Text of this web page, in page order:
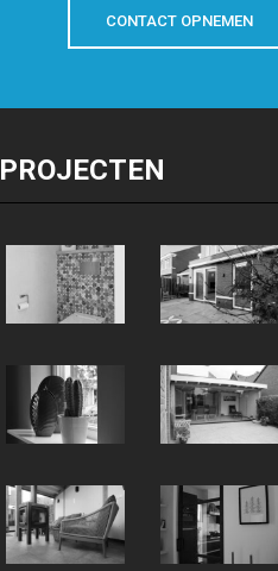
CONTACT OPNEMEN
PROJECTEN